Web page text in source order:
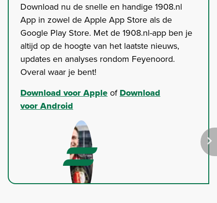
Download nu de snelle en handige 1908.nl
App in zowel de Apple App Store als de
Google Play Store. Met de 1908.nl-app ben je
altijd op de hoogte van het laatste nieuws,
updates en analyses rondom Feyenoord.
Overal waar je bent!
Download voor AppleofDownload
voor Android